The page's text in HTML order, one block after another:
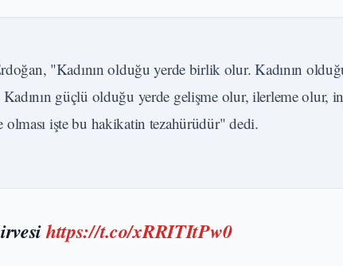
"Kadının olduğu yerde birlik olur. Kadının
güçlü olduğu yerde gelişme olur, ilerleme olur,
işte bu hakikatin tezahürüdür" dedi.
https://t.co/xRRITItPw0